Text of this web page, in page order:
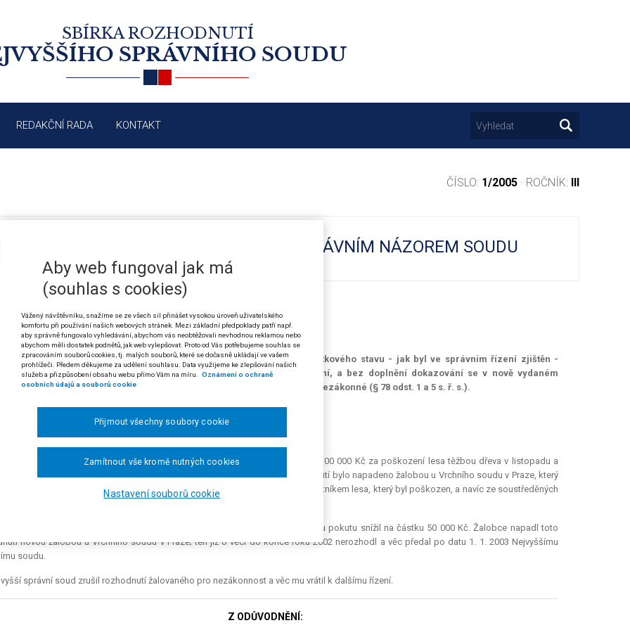
SBÍRKA ROZHODNUTÍ
SPRÁVNÍHO SOUDU
REDAKČNÍ RADA KONTAKT
ČÍSLO: 1/2005 · ROČNÍK:
VÁZANOST SPRÁVNÍHO ORGÁNU PRÁVNÍM NÁZOREM SOUDU
řádu správního
li správní orgán právní názor soudu, podle něhož ze skutkového stavu - jak byl ve správním řízení zjištěn -
že by se účastník správního řízení dopustil vytýkaného jednání, a bez doplnění dokazování se v nově vydaném
omezil toliko na polemiku s názorem soudu, je takové rozhodnutí nezákonné (§ 78 odst. 1 a 5 s. ř. s.).
Nejvyššího správního soudu ze dne 23. 9. 2004, čj. 5 A 110/2002-25)
H. v M. proti Ministerstvu zemědělství o pokutu za poškození lesa.
úřad v Pelhřimově uložil žalobci rozhodnutím ze dne 18. 2. 2000 pokutu 100 000 Kč za poškození lesa těžbou dřeva v listopadu a
1999. Žalobcovo odvolání proti tomuto rozhodnutí žalovaný zamítl. Rozhodnutí bylo napadeno žalobou u Vrchního soudu v Praze, který
ze dne 7. 5. 2002 rozhodnutí žalovaného zrušil s tím, že žalobce nebyl vlastníkem lesa, který byl poškozen, a navíc ze soustředěných
jeho vina nevyplývá.
řízení žalovaný rozhodl o odvolání dne 12. 7. 2002, a to tak, že uloženou pokutu snížil na částku 50 000 Kč. Žalobce napadl toto
novou žalobou u Vrchního soudu v Praze; ten již o věci do konce roku 2002 nerozhodl a věc předal po datu 1. 1. 2003 Nejvyššímu
soudu.
správní soud zrušil rozhodnutí žalovaného pro nezákonnost a věc mu vrátil k dalšímu řízení.
Z ODŮVODNĚNÍ:
Aby web fungoval jak má
(souhlas s cookies)
Vážený návštěvníku, snažíme se ze všech sil přinášet vysokou úroveň uživatelského
komfortu při používání našich webových stránek. Mezi základní předpoklady patří např.
aby správně fungovalo vyhledávání, abychom vás neobtěžovali nevhodnou reklamou nebo
abychom měli dostatek podnětů, jak web vylepšovat. Proto od Vás potřebujeme souhlas se
zpracováním souborů cookies, tj. malých souborů, které se dočasně ukládají ve vašem
prohlížeči. Předem děkujeme za udělení souhlasu. Data využijeme ke zlepšování našich
služeb a přizpůsobení obsahu webu přímo Vám na míru.
Oznámení o ochraně
osobních údajů a souborů cookie
Nastavení souborů cookie
Zamítnout vše kromě nutných cookies
Přijmout všechny soubory cookie